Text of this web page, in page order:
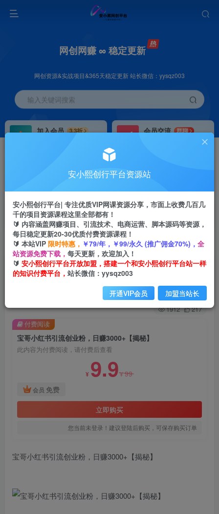
网创网赚 ∞ 稳定更新
网创资源&实战项目&365天稳定更新 站长微信：yysqz003
输入关键词搜索
加入会员
3.3折
会员交流
群聊
推广返佣高达70%
24小时自动赚钱
首页 创业课程 会员免费 正文
宝哥小红书引流创业粉，日赚3000+【揭秘】
关注 私信
1912 217
宝哥小红书引流创业粉，日赚3000+【揭秘】
此内容为付费阅读，请付费后查看
¥ 9.9¥99
会员 免费
立即购买
您当前未登录！建议登陆后购买，可保存购买订单
付费阅读
宝哥小红书引流创业粉，日赚3000+【揭秘】
安小熙创行平台资源站
安小熙创行平台| 专注优质VIP网课资源分享，市面上收费几百几
千的项目资源课程这里全部都有！
🔰 内容涵盖网赚项目、引流技术、电商运营、脚本源码等资源，
每日稳定更新20-30优质付费资源课程！
🔰 本站VIP 限时特惠， ￥79/年，￥99/永久 (推广佣金70%)， 全
站资源免费下载， 每天更新，欢迎加入！
🔰 安小熙创行平台开放加盟，搭建一个和安小熙创行平台站一样
的知识付费平台， 站长微信：yysqz003
开通VIP会员 加盟当站长